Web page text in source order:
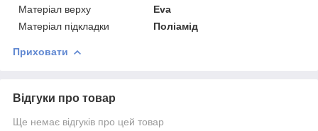
Матеріал верху
Eva
Матеріал підкладки
Поліамід
Приховати
Відгуки про товар
Ще немає відгуків про цей товар